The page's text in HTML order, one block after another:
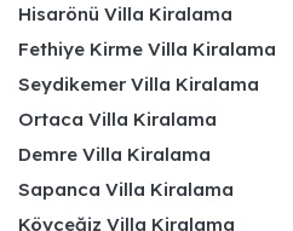
Hisarönü Villa Kiralama
Fethiye Kirme Villa Kiralama
Seydikemer Villa Kiralama
Ortaca Villa Kiralama
Demre Villa Kiralama
Sapanca Villa Kiralama
Köyceğiz Villa Kiralama